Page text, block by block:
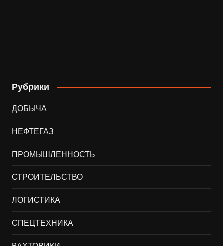
Рубрики
ДОБЫЧА
НЕФТЕГАЗ
ПРОМЫШЛЕННОСТЬ
СТРОИТЕЛЬСТВО
ЛОГИСТИКА
СПЕЦТЕХНИКА